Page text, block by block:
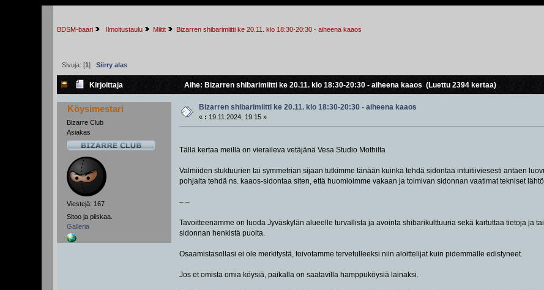
BDSM-baari Ilmoitustaulu Miitit Bizarren shibarimiitti ke 20.11. klo 18:30-20:30 - aiheena kaaos
Sivuja: [1]Siirry alas
Kirjoittaja Aihe: Bizarren shibarimiitti ke 20.11. klo 18:30-20:30 - aiheena kaaos (Luettu 2394 kertaa)
Köysimestari
Bizarre Club
Asiakas
Viestejä: 167
Sitoo ja piiskaa.
Galleria
Bizarren shibarimiitti ke 20.11. klo 18:30-20:30 - aiheena kaaos
« : 19.11.2024, 19:15 »
Tällä kertaa meillä on vieraileva vetäjänä Vesa Studio Mothilta
Valmiiden stuktuurien tai symmetrian sijaan tutkimme tänään kuinka tehdä sidontaa intuitiiviesesti antaen
pohjalta tehdä ns. kaaos-sidontaa siten, että huomioimme vakaan ja toimivan sidonnan vaatimat tekniset
– –
Tavoitteenamme on luoda Jyväskylän alueelle turvallista ja avointa shibarikulttuuria sekä kartuttaa tietoja ja
sidonnan henkistä puolta.
Osaamistasollasi ei ole merkitystä, toivotamme tervetulleeksi niin aloittelijat kuin pidemmälle edistyneet.
Jos et omista omia köysiä, paikalla on saatavilla hamppuköysiä lainaksi.